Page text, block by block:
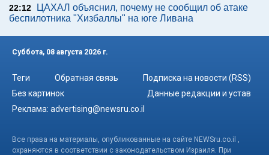
22:12
ЦАХАЛ объяснил, почему не сообщил об атаке
беспилотника "Хизбаллы" на юге Ливана
Суббота, 08 августа 2026 г.
Теги Обратная связь
Подписка на новости (RSS)
Без картинок
Данные редакции и устав
Реклама: advertising@newsru.co.il
Все права на материалы, опубликованные на сайте NEWSru.co.il ,
охраняются в соответствии с законодательством Израиля. При